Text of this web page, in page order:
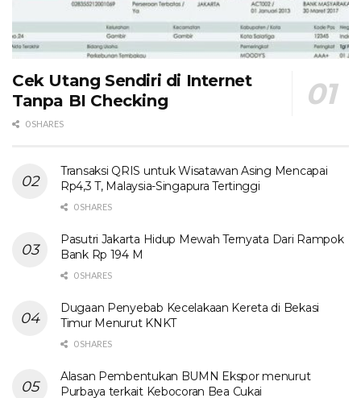
Cek Utang Sendiri di Internet
Tanpa BI Checking
0 SHARES
Transaksi QRIS untuk Wisatawan Asing Mencapai
Rp4,3 T, Malaysia-Singapura Tertinggi
0 SHARES
Pasutri Jakarta Hidup Mewah Ternyata Dari Rampok
Bank Rp 194 M
0 SHARES
Dugaan Penyebab Kecelakaan Kereta di Bekasi
Timur Menurut KNKT
0 SHARES
Alasan Pembentukan BUMN Ekspor menurut
Purbaya terkait Kebocoran Bea Cukai